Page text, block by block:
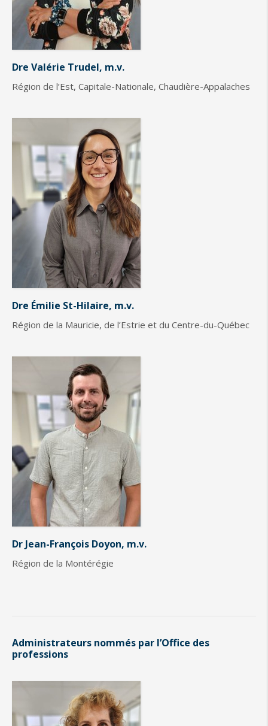
Dre Valérie Trudel, m.v.
Région de l’Est, Capitale-Nationale, Chaudière-Appalaches
Dre Émilie St-Hilaire, m.v.
Région de la Mauricie, de l’Estrie et du Centre-du-Québec
Dr Jean-François Doyon, m.v.
Région de la Montérégie
Administrateurs nommés par l’Office des
professions